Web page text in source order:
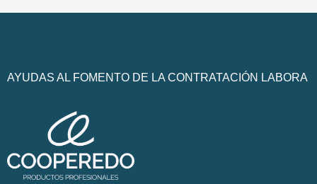
AYUDAS AL FOMENTO DE LA CONTRATACIÓN LABORA